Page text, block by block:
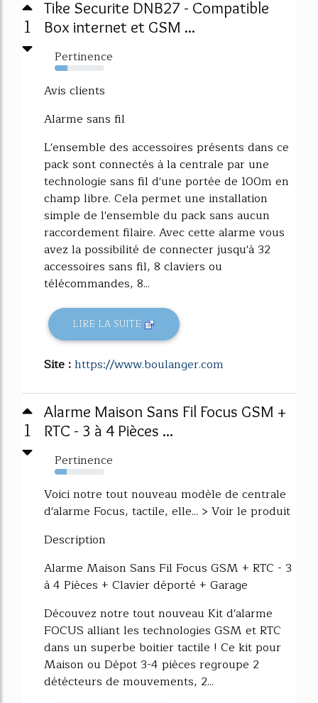
1
Tike Securite DNB27 - Compatible
Box internet et GSM ...
Pertinence
25%
Avis clients
Alarme sans fil
L'ensemble des accessoires présents dans ce
pack sont connectés à la centrale par une
technologie sans fil d'une portée de 100m en
champ libre. Cela permet une installation
simple de l'ensemble du pack sans aucun
raccordement filaire. Avec cette alarme vous
avez la possibilité de connecter jusqu'à 32
accessoires sans fil, 8 claviers ou
télécommandes, 8...
LIRE LA SUITE
Site :https://www.boulanger.com
1
Alarme Maison Sans Fil Focus GSM +
RTC - 3 à 4 Pièces ...
Pertinence
24%
Voici notre tout nouveau modèle de centrale
d'alarme Focus, tactile, elle... > Voir le produit
Description
Alarme Maison Sans Fil Focus GSM + RTC - 3
à 4 Pièces + Clavier déporté + Garage
Découvez notre tout nouveau Kit d'alarme
FOCUS alliant les technologies GSM et RTC
dans un superbe boitier tactile ! Ce kit pour
Maison ou Dépot 3-4 pièces regroupe 2
détécteurs de mouvements, 2...